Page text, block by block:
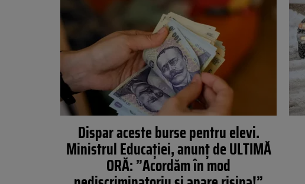
Dispar aceste burse pentru elevi.
Ministrul Educației, anunț de ULTIMĂ
ORĂ: ”Acordăm în mod